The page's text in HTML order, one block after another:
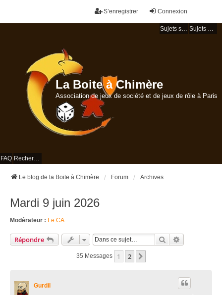
Connexion
S’enregistrer
Sujets sans réponse Sujets actifs
La Boite à Chimère
Association de jeux de société et de jeux de rôle à Paris
FAQ Rechercher
Le blog de la Boite à Chimère Forum Archives
Mardi 9 juin 2026
Modérateur : Le CA
Répondre Rechercher
35 Messages 1 2
Gurdil